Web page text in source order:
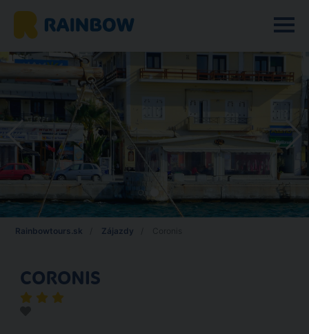
Rainbowtours.sk Zájazdy
CORONIS